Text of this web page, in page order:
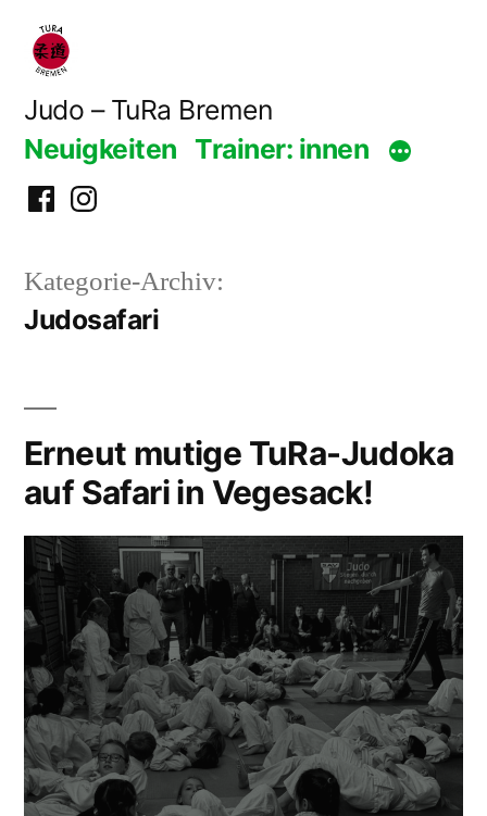
Zum
Inhalt
springen
Judo – TuRa Bremen
Neuigkeiten Trainer: innen
FacebookInstagram
Kategorie-Archiv:
Judosafari
Erneut mutige TuRa-Judoka
auf Safari in Vegesack!